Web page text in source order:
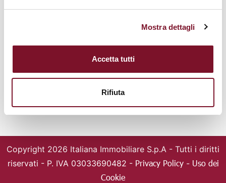
Mostra dettagli
Accetta tutti
Rifiuta
IMMOBILI FRANCHISING
Entra nella squadra
SOCIAL
Copyright 2026 Italiana Immobiliare S.p.A - Tutti i diritti
riservati - P. IVA 03033690482 - Privacy Policy- Uso dei
Cookie